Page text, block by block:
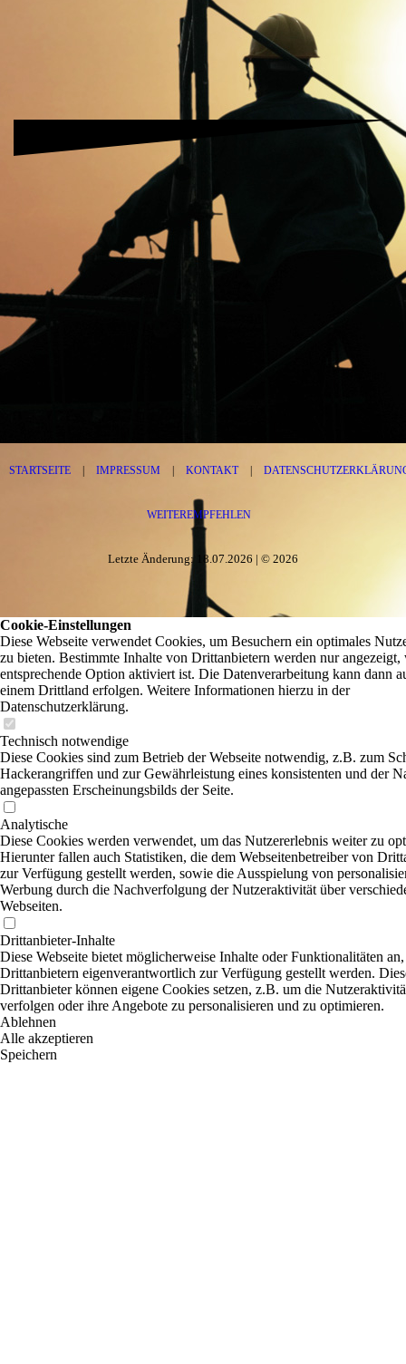
STARTSEITE IMPRESSUM KONTAKT
WEITEREMPFEHLEN
Letzte Änderung: 18.07.2026 | © 2026
Cookie-Einstellungen
Diese Webseite verwendet Cookies, um Besuchern ein optimales
zu bieten. Bestimmte Inhalte von Drittanbietern werden nur angezeigt,
entsprechende Option aktiviert ist. Die Datenverarbeitung kann dann
einem Drittland erfolgen. Weitere Informationen hierzu in der
Datenschutzerklärung.
Technisch notwendige
Diese Cookies sind zum Betrieb der Webseite notwendig, z.B. zum
Hackerangriffen und zur Gewährleistung eines konsistenten und der
angepassten Erscheinungsbilds der Seite.
Analytische
Diese Cookies werden verwendet, um das Nutzererlebnis weiter zu
Hierunter fallen auch Statistiken, die dem Webseitenbetreiber von
zur Verfügung gestellt werden, sowie die Ausspielung von
Werbung durch die Nachverfolgung der Nutzeraktivität über
Webseiten.
Drittanbieter-Inhalte
Diese Webseite bietet möglicherweise Inhalte oder Funktionalitäten
Drittanbietern eigenverantwortlich zur Verfügung gestellt werden.
Drittanbieter können eigene Cookies setzen, z.B. um die
verfolgen oder ihre Angebote zu personalisieren und zu optimieren.
Ablehnen
Alle akzeptieren
Speichern